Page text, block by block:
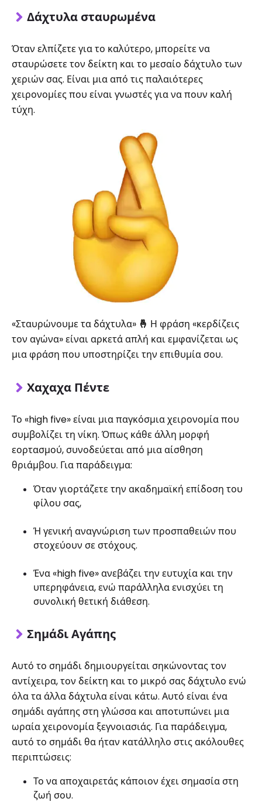
Δάχτυλα σταυρωμένα
Όταν ελπίζετε για το καλύτερο, μπορείτε να
σταυρώσετε τον δείκτη και το μεσαίο δάχτυλο των
χεριών σας. Είναι μια από τις παλαιότερες
χειρονομίες που είναι γνωστές για να πουν καλή
τύχη.
«Σταυρώνουμε τα δάχτυλα» 🤞 Η φράση «κερδίζεις
τον αγώνα» είναι αρκετά απλή και εμφανίζεται ως
μια φράση που υποστηρίζει την επιθυμία σου.
Χαχαχα Πέντε
Το «high five» είναι μια παγκόσμια χειρονομία που
συμβολίζει τη νίκη. Όπως κάθε άλλη μορφή
εορτασμού, συνοδεύεται από μια αίσθηση
θριάμβου. Για παράδειγμα:
Όταν γιορτάζετε την ακαδημαϊκή επίδοση του
φίλου σας,
Ή γενική αναγνώριση των προσπαθειών που
στοχεύουν σε στόχους.
Ένα «high five» ανεβάζει την ευτυχία και την
υπερηφάνεια, ενώ παράλληλα ενισχύει τη
συνολική θετική διάθεση.
Σημάδι Αγάπης
Αυτό το σημάδι δημιουργείται σηκώνοντας τον
αντίχειρα, τον δείκτη και το μικρό σας δάχτυλο ενώ
όλα τα άλλα δάχτυλα είναι κάτω. Αυτό είναι ένα
σημάδι αγάπης στη γλώσσα και αποτυπώνει μια
ωραία χειρονομία ξεγνοιασιάς. Για παράδειγμα,
αυτό το σημάδι θα ήταν κατάλληλο στις ακόλουθες
περιπτώσεις:
Το να αποχαιρετάς κάποιον έχει σημασία στη
ζωή σου.